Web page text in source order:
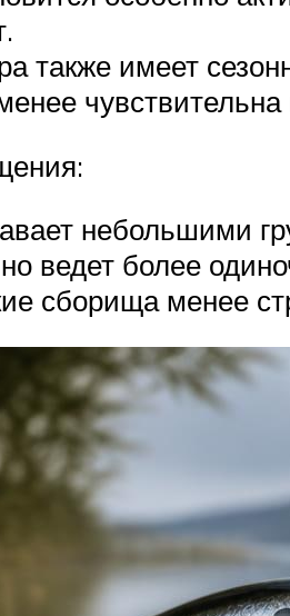
также имеет
небольшими
ведет более
сборища менее